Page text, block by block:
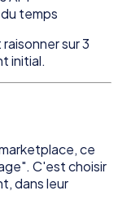
temps
sur 3
initial.
ce
C'est choisir
dans leur